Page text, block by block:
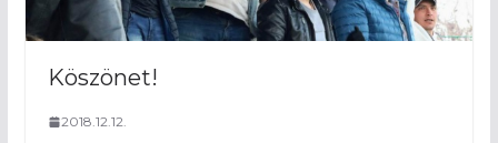
Köszönet!
2018.12.12.